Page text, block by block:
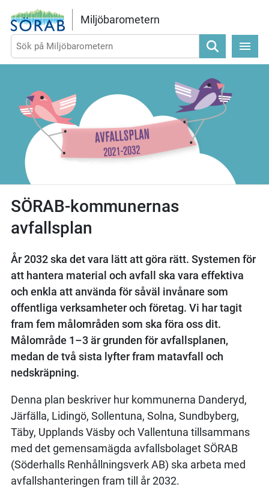
Gå direkt till sidans innehåll
Miljöbarometern
Sök
SÖRAB-kommunernas
avfallsplan
År 2032 ska det vara lätt att göra rätt. Systemen för
att hantera material och avfall ska vara effektiva
och enkla att använda för såväl invånare som
offentliga verksamheter och företag. Vi har tagit
fram fem målområden som ska föra oss dit.
Målområde 1–3 är grunden för avfallsplanen,
medan de två sista lyfter fram matavfall och
nedskräpning.
Denna plan beskriver hur kommunerna Danderyd,
Järfälla, Lidingö, Sollentuna, Solna, Sundbyberg,
Täby, Upplands Väsby och Vallentuna tillsammans
med det gemensamägda avfallsbolaget SÖRAB
(Söderhalls Renhållningsverk AB) ska arbeta med
avfallshanteringen fram till år 2032.